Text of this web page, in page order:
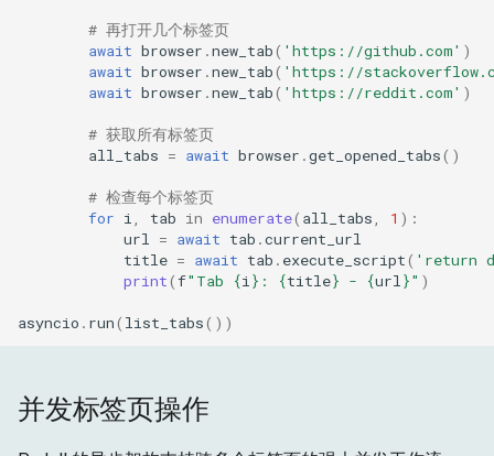
# 再打开几个标签页
await browser .new_tab( 'https://github.com' )
await browser .new_tab( 'https://
await browser .new_tab( 'https://reddit.com' )
# 获取所有标签页
all_tabs = await browser .get_opened_tabs()
# 检查每个标签页
for i, tab in enumerate( all_tabs, 1 ):
url = await tab .current_url
title = await tab . execute_script( 'return
print(f"Tab {i} : {title} - {url}" )
asyncio . run( list_tabs())
并发标签页操作